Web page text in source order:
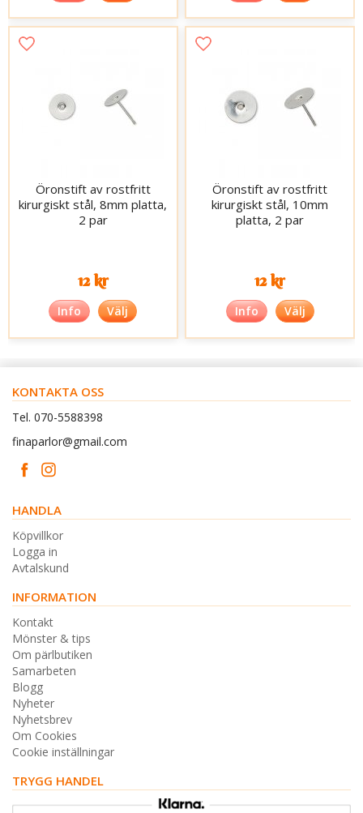
Öronstift av rostfritt
kirurgiskt stål, 8mm platta,
2 par
12 kr
Info Välj
Öronstift av rostfritt
kirurgiskt stål, 10mm
platta, 2 par
12 kr
Info Välj
KONTAKTA OSS
Tel. 070-5588398
finaparlor@gmail.com
HANDLA
Köpvillkor
Logga in
Avtalskund
INFORMATION
Kontakt
Mönster & tips
Om pärlbutiken
Samarbeten
Blogg
Nyheter
Nyhetsbrev
Om Cookies
Cookie inställningar
TRYGG HANDEL